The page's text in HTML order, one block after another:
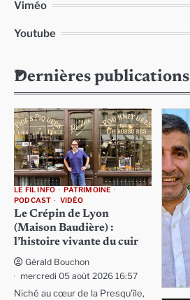
Viméo
Youtube
Dernières publications
LE FIL INFO
PATRIMOINE
PODCAST
VIDÉO
Le Crépin de Lyon
(Maison Baudière) :
l’histoire vivante du cuir
Gérald Bouchon
mercredi 05 août 2026 16:57
Niché au cœur de la Presqu'île,